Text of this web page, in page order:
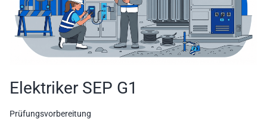
Elektriker SEP G1
Prüfungsvorbereitung